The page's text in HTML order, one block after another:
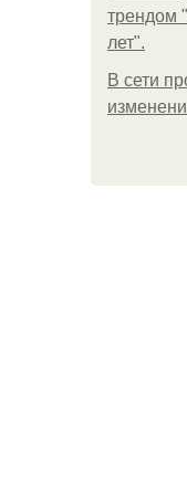
трендом
лет".
В сети